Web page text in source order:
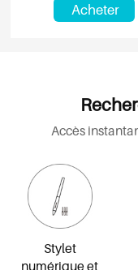
Acheter
Accès
Stylet
numérique et